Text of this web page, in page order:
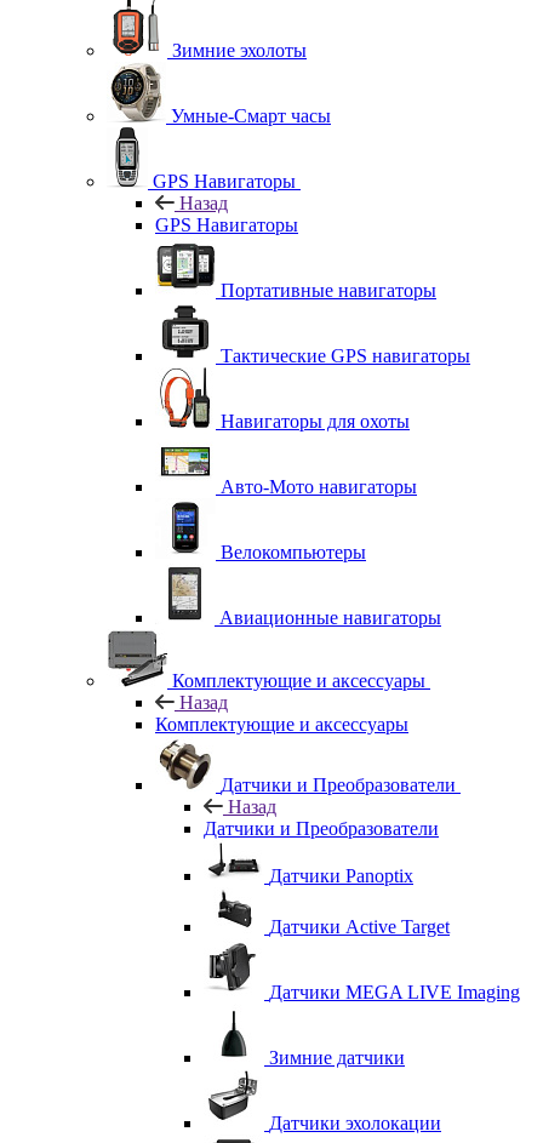
Зимние эхолоты
Умные-Смарт часы
GPS Навигаторы
Назад
GPS Навигаторы
Портативные навигаторы
Тактические GPS навигаторы
Навигаторы для охоты
Авто-Мото навигаторы
Велокомпьютеры
Авиационные навигаторы
Комплектующие и аксессуары
Назад
Комплектующие и аксессуары
Датчики и Преобразователи
Назад
Датчики и Преобразователи
Датчики Panoptix
Датчики Active Target
Датчики MEGA LIVE Imaging
Зимние датчики
Датчики эхолокации